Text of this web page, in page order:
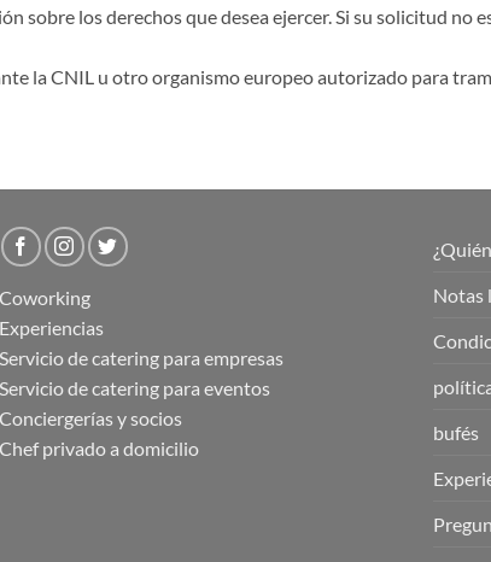
sobre los derechos que desea ejercer. Si su solicitud no
la CNIL u otro organismo europeo autorizado para
Coworking
Experiencias
Servicio de catering para empresas
Servicio de catering para eventos
Conciergerías y socios
Chef privado a domicilio
Notas
bufés